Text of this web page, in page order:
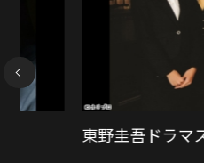
麒麟の翼〜劇場版・新参